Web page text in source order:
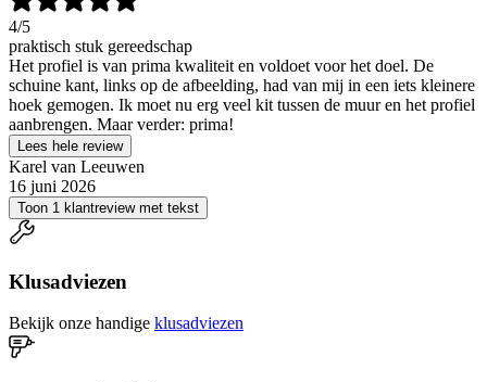
4/5
praktisch stuk gereedschap
Het profiel is van prima kwaliteit en voldoet voor het doel. De
schuine kant, links op de afbeelding, had van mij in een iets kleinere
hoek gemogen. Ik moet nu erg veel kit tussen de muur en het profiel
aanbrengen. Maar verder: prima!
Lees hele review
Karel van Leeuwen
16 juni 2026
Toon 1 klantreview met tekst
Klusadviezen
Bekijk onze handige klusadviezen